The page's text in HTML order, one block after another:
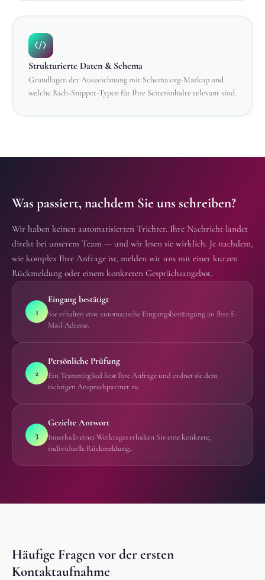
Strukturierte Daten & Schema
Grundlagen der Auszeichnung mit Schema.org-Markup und
welche Rich-Snippet-Typen für Ihre Seiteninhalte relevant sind.
Was passiert, nachdem Sie uns schreiben?
Wir haben keinen automatisierten Trichter. Ihre Nachricht landet
direkt bei unserem Team — und wir lesen sie wirklich. Je nachdem,
wie komplex Ihre Anfrage ist, melden wir uns mit einer kurzen
Rückmeldung oder einem konkreten Gesprächsangebot.
1
Eingang bestätigt
Sie erhalten eine automatische Eingangsbestätigung an Ihre E-
Mail-Adresse.
2
Persönliche Prüfung
Ein Teammitglied liest Ihre Anfrage und ordnet sie dem
richtigen Ansprechpartner zu.
3
Gezielte Antwort
Innerhalb eines Werktages erhalten Sie eine konkrete,
individuelle Rückmeldung.
Häufige Fragen vor der ersten
Kontaktaufnahme